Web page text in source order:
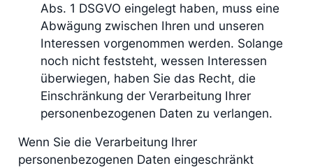
Abs. 1 DSGVO eingelegt haben, muss eine
Abwägung zwischen Ihren und unseren
Interessen vorgenommen werden. Solange
noch nicht feststeht, wessen Interessen
überwiegen, haben Sie das Recht, die
Einschränkung der Verarbeitung Ihrer
personenbezogenen Daten zu verlangen.
Wenn Sie die Verarbeitung Ihrer
personenbezogenen Daten eingeschränkt